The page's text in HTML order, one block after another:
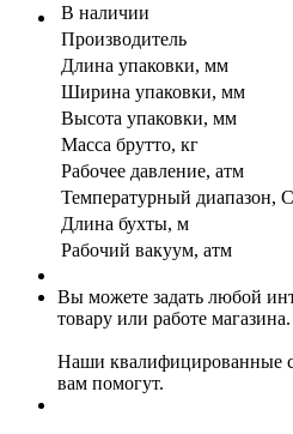
В наличии
Производитель
Длина упаковки, мм
Ширина упаковки, мм
Высота упаковки, мм
Масса брутто, кг
Рабочее давление, атм
Температурный диапазон, С
Длина бухты, м
Рабочий вакуум, атм
Вы можете задать любой
товару или работе магазина.
Наши квалифицированные
вам помогут.